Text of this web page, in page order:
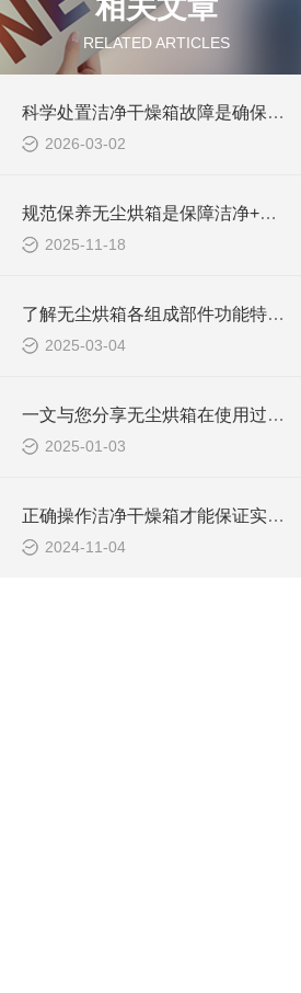
相关文章
RELATED ARTICLES
科学处置洁净干燥箱故障是确保长期安全使用的关键
2026-03-02
规范保养无尘烘箱是保障洁净+恒温双重要求的关键
2025-11-18
了解无尘烘箱各组成部件功能特点才能好的使用它
2025-03-04
一文与您分享无尘烘箱在使用过程中的常见问题相应解决方法
2025-01-03
正确操作洁净干燥箱才能保证实验的准确性和正常运行
2024-11-04